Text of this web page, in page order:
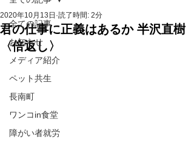
全ての記事
お知らせ
メディア紹介
ペット共生
長南町
ワンコin食堂
障がい者就労
君の仕事に正義はあるか 半沢直樹
〈倍返し〉
2020年10月13日 読了時間: 2分